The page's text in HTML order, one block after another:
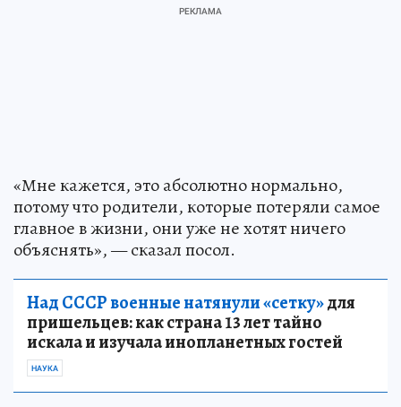
«Мне кажется, это абсолютно нормально,
потому что родители, которые потеряли самое
главное в жизни, они уже не хотят ничего
объяснять», — сказал посол.
Над СССР военные натянули «сетку»для
пришельцев: как страна 13 лет тайно
искала и изучала инопланетных гостей
НАУКА